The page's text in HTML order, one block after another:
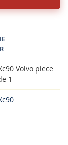
Volvo piece
1